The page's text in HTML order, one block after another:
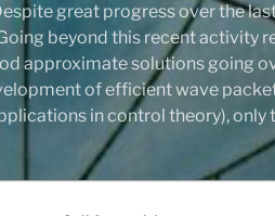
great progress over the
beyond this recent activity
approximate solutions going
of efficient wave
in control theory), only